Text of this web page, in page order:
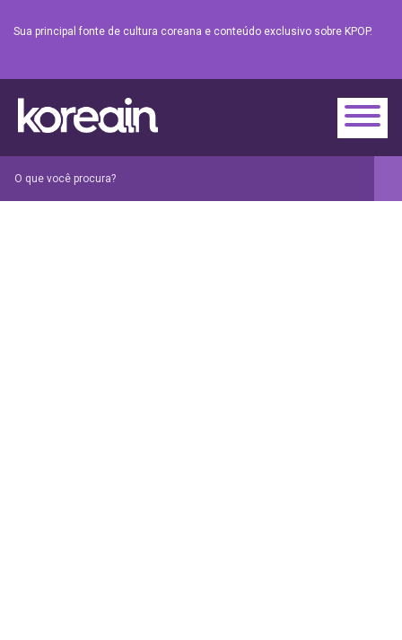
Sua principal fonte de cultura coreana e conteúdo exclusivo sobre KPOP.